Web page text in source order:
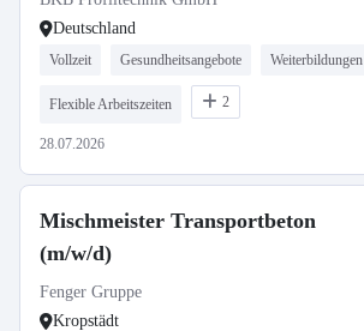
Deutschland
Vollzeit Gesundheitsangebote Weiterbildungen
Flexible Arbeitszeiten 2
28.07.2026
Mischmeister Transportbeton
(m/w/d)
Fenger Gruppe
Kropstädt